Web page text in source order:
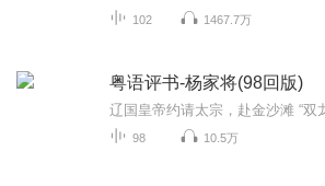
102 1467.7万
粤语评书-杨家将(98回版)
98 10.5万